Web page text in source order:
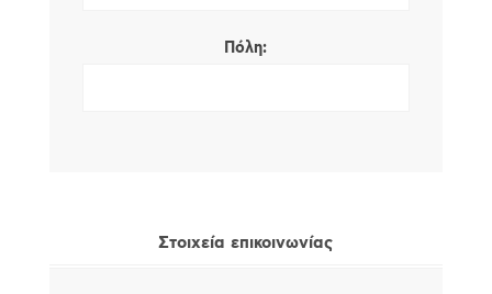
Πόλη:
Στοιχεία επικοινωνίας